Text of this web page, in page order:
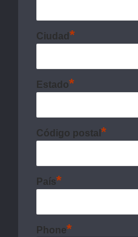
Ciudad *
Estado*
Código postal *
País*
Phone*